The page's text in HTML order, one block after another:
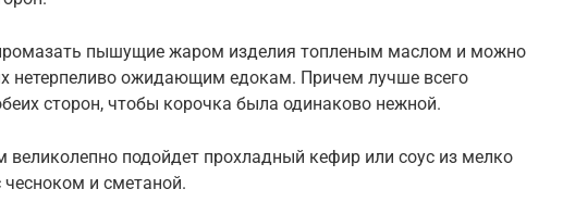
пышущие жаром изделия топленым маслом и можно
нетерпеливо ожидающим едокам. Причем лучше всего
сторон, чтобы корочка была одинаково нежной.
подойдет прохладный кефир или соус из мелко
чесноком и сметаной.